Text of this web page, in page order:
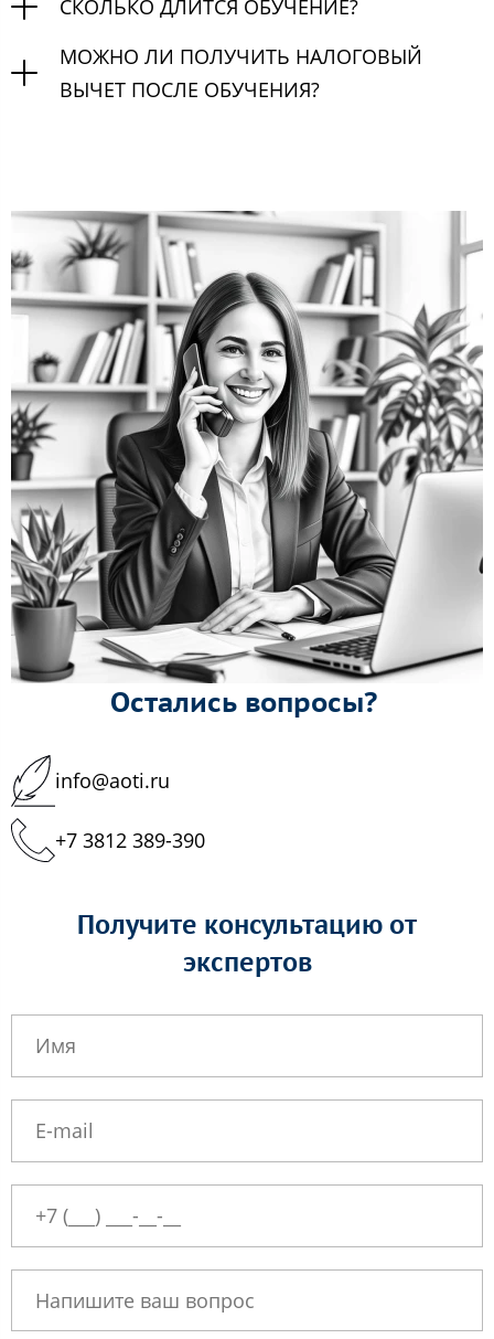
СКОЛЬКО ДЛИТСЯ ОБУЧЕНИЕ?
МОЖНО ЛИ ПОЛУЧИТЬ НАЛОГОВЫЙ
ВЫЧЕТ ПОСЛЕ ОБУЧЕНИЯ?
Остались вопросы?
info@aoti.ru
+7 3812 389-390
Получите консультацию от
экспертов